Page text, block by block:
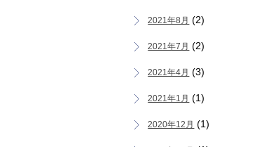
2021年8月 (2)
2021年7月 (2)
2021年4月 (3)
2021年1月 (1)
2020年12月 (1)